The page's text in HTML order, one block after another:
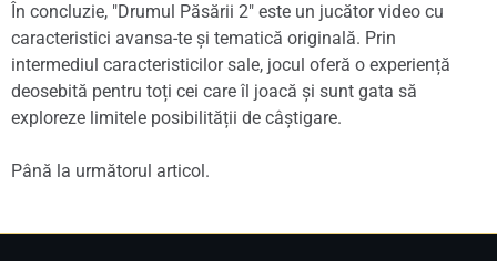
În concluzie, "Drumul Păsării 2" este un jucător video cu
caracteristici avansa-te și tematică originală. Prin
intermediul caracteristicilor sale, jocul oferă o experiență
deosebită pentru toți cei care îl joacă și sunt gata să
exploreze limitele posibilității de câștigare.
Până la următorul articol.